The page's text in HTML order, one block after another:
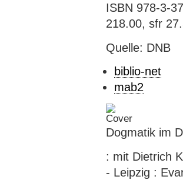
ISBN 978-3-
218.00, sfr
Quelle: DNB
biblio-net
mab2
Dogmatik im
: mit Dietrich
- Leipzig :